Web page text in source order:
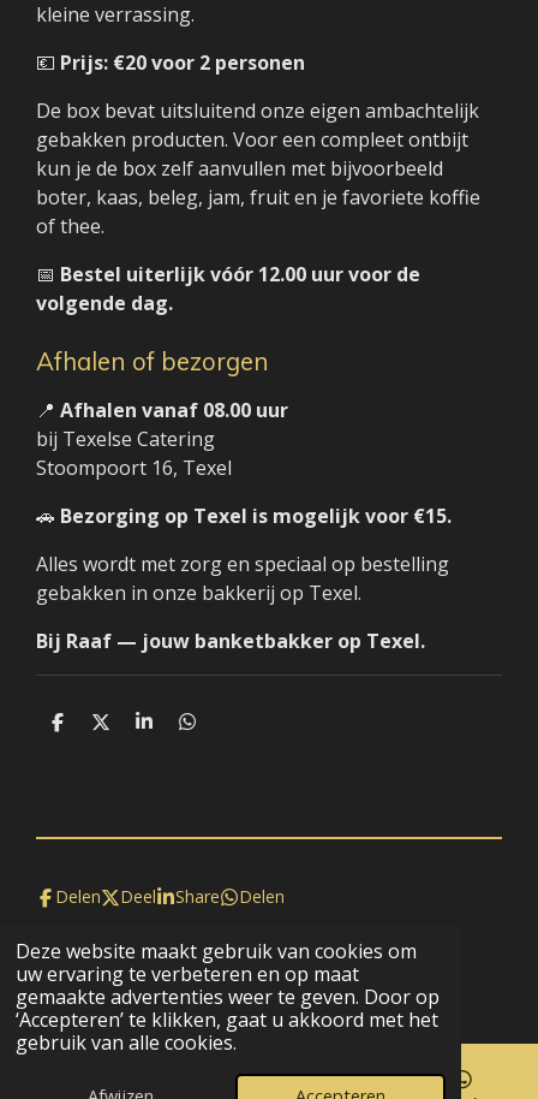
Deze website maakt gebruik van cookies om
uw ervaring te verbeteren en op maat
gemaakte advertenties weer te geven. Door op
‘Accepteren’ te klikken, gaat u akkoord met het
gebruik van alle cookies.
kleine verrassing.
💶 Prijs: €20 voor 2 personen
De box bevat uitsluitend onze eigen ambachtelijk
gebakken producten. Voor een compleet ontbijt
kun je de box zelf aanvullen met bijvoorbeeld
boter, kaas, beleg, jam, fruit en je favoriete koffie
of thee.
📅 Bestel uiterlijk vóór 12.00 uur voor de
volgende dag.
Afhalen of bezorgen
📍 Afhalen vanaf 08.00 uur
bij Texelse Catering
Stoompoort 16, Texel
🚗 Bezorging op Texel is mogelijk voor €15.
Alles wordt met zorg en speciaal op bestelling
gebakken in onze bakkerij op Texel.
Bij Raaf — jouw banketbakker op Texel.
D
D
S
D
Delen Deel Share Delen
© 2020 - 2026 BijRaaf
Powered byJouwWeb